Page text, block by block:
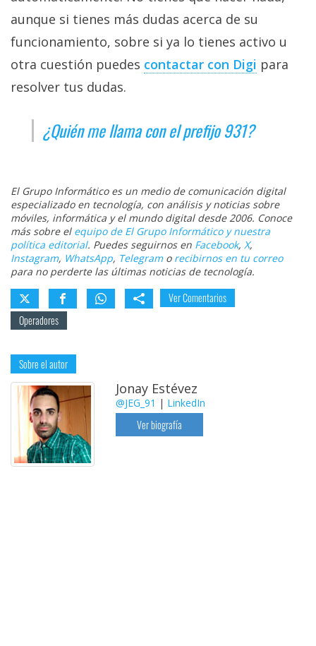
aunque si tienes más dudas acerca de su
funcionamiento, sobre si ya lo tienes activo u
otra cuestión puedes contactar con Digi‎ para
resolver tus dudas.
¿Quién me llama con el prefijo 931?
El Grupo Informático es un medio de comunicación digital
especializado en tecnología, con análisis y noticias sobre
móviles, informática y el mundo digital desde 2006. Conoce
más sobre el equipo de El Grupo Informático y nuestra
política editorial. Puedes seguirnos en Facebook, X,
Instagram, WhatsApp, Telegramo recibirnos en tu correo
para no perderte las últimas noticias de tecnología.
Ver Comentarios
Operadores
Sobre el autor
Jonay Estévez
@JEG_91 | LinkedIn
Ver biografía